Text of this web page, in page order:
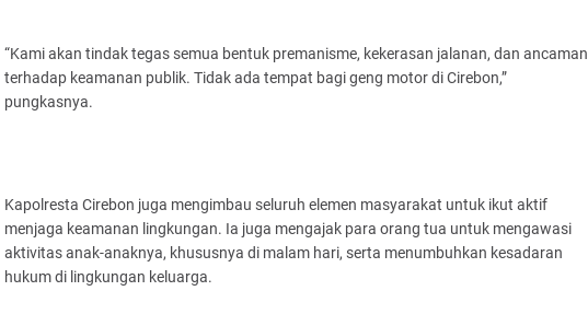
“Kami akan tindak tegas semua bentuk premanisme, kekerasan jalanan, dan ancaman
terhadap keamanan publik. Tidak ada tempat bagi geng motor di Cirebon,”
pungkasnya.
Kapolresta Cirebon juga mengimbau seluruh elemen masyarakat untuk ikut aktif
menjaga keamanan lingkungan. Ia juga mengajak para orang tua untuk mengawasi
aktivitas anak-anaknya, khususnya di malam hari, serta menumbuhkan kesadaran
hukum di lingkungan keluarga.